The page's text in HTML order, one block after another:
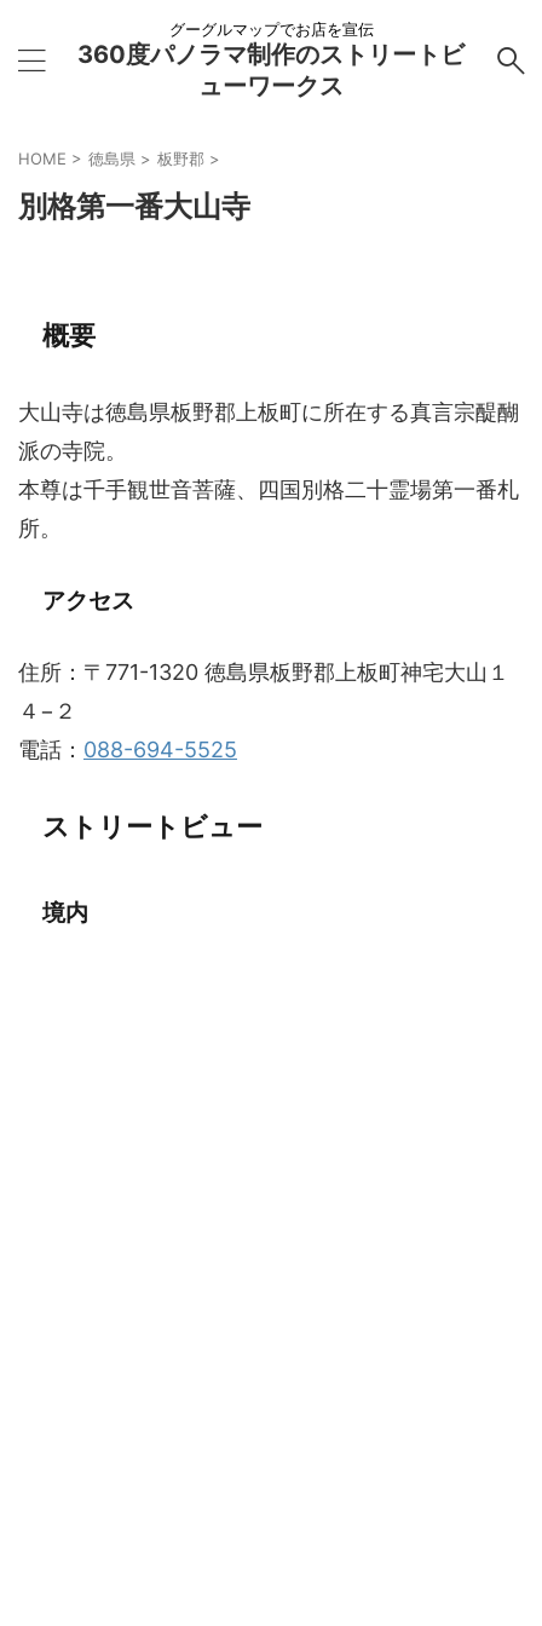
グーグルマップでお店を宣伝
360度パノラマ制作のストリートビ
ューワークス
HOME > 徳島県 > 板野郡 >
別格第一番大山寺
概要
大山寺は徳島県板野郡上板町に所在する真言宗醍醐
派の寺院。
本尊は千手観世音菩薩、四国別格二十霊場第一番札
所。
アクセス
住所：〒771-1320 徳島県板野郡上板町神宅大山１
４−２
電話： 088-694-5525
ストリートビュー
境内